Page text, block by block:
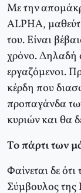
Με την
ALPHA,
του. Είναι
χρόνο. Δηλαδή
εργαζόμενοι.
κέρδη που
προπαγάνδα
κυριών και θα
Το πάρτι των
Φαίνεται δε
Σύμβουλος της